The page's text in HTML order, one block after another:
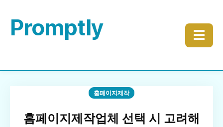
Promptly ☰
홈페이지제작
홈페이지제작업체 선택 시 고려해